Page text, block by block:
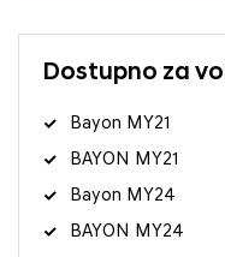
Dostupno za
Bayon MY21
BAYON MY21
Bayon MY24
BAYON MY24